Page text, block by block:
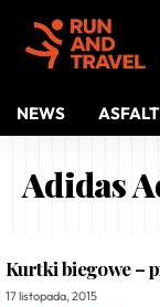
NEWS ASFALT
Adidas
Kurtki biegowe –
17 listopada, 2015